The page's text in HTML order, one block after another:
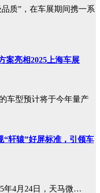
质”，在车展期间携一系
案亮相2025上海车展
车型预计将于今年量产
“轩辕”好屏标准，引领车
年4月24日，天马微…